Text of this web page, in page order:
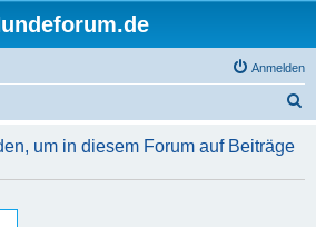
Anmelden
h
um in diesem Forum auf Beiträge